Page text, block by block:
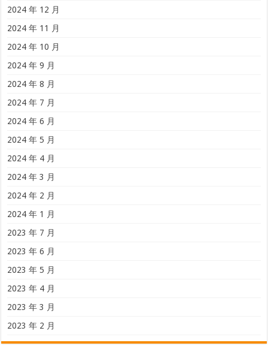
2024 年 12 月
2024 年 11 月
2024 年 10 月
2024 年 9 月
2024 年 8 月
2024 年 7 月
2024 年 6 月
2024 年 5 月
2024 年 4 月
2024 年 3 月
2024 年 2 月
2024 年 1 月
2023 年 7 月
2023 年 6 月
2023 年 5 月
2023 年 4 月
2023 年 3 月
2023 年 2 月